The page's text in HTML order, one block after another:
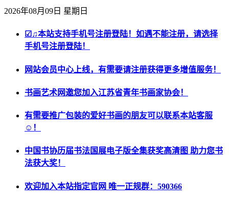
2026年08月09日 星期日
☑♫本站支持手机号注册登陆！如遇不能注册，请选择
手机号注册登陆！
网站会员中心上线，有需要请注册获得更多增值服务！
书画艺术网邀您加入江苏省青年书画家协会！
有需要推广包装的爱好书画的朋友可以联系本站客服
☺！
中国书协历届书法国展电子版全集获奖高清图 助力您书
法获大奖！
欢迎加入本站指定官网 唯一正规群：590366